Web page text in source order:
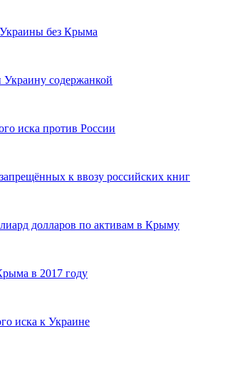
без Крыма
содержанкой
иска против России
к ввозу российских книг
долларов по активам в Крыму
в 2017 году
иска к Украине